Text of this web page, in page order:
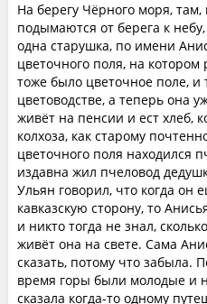
На берегу Чёрного моря, там,
подымаются от берега к
одна старушка, по имени
цветочного поля, на
тоже было цветочное поле, и
цветоводстве, а теперь она
живёт на пенсии и ест хлеб,
колхоза, как старому
цветочного поля находился
издавна жил пчеловод
Ульян говорил, что когда он
кавказскую сторону, то
и никто тогда не знал,
живёт она на свете. Сама
сказать, потому что забыла.
время горы были молодые и
сказала когда-то одному